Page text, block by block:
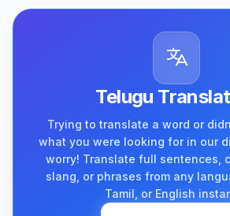
Telugu
Trying to translate a word or
what you were looking for in our
worry! Translate full sentences,
slang, or phrases from any
Tamil, or English